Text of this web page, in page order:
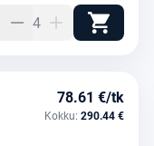
4
78.61 €/tk
Kokku: 290.44 €